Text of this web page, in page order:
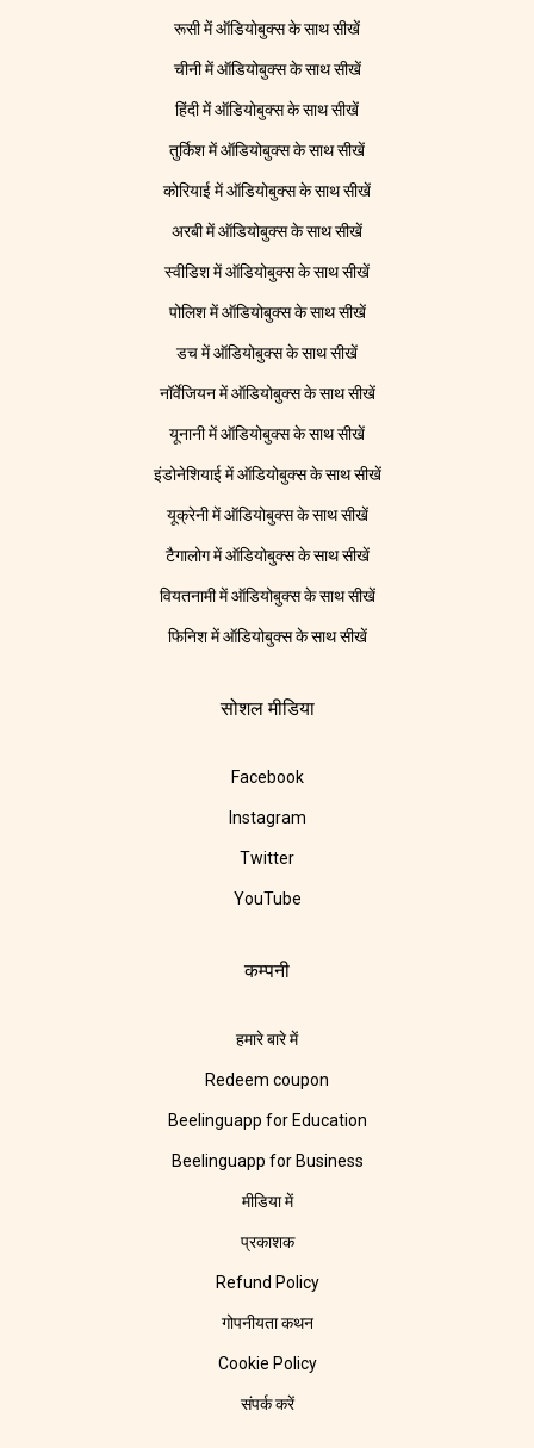
रूसी में ऑडियोबुक्स के साथ सीखें
चीनी में ऑडियोबुक्स के साथ सीखें
हिंदी में ऑडियोबुक्स के साथ सीखें
तुर्किश में ऑडियोबुक्स के साथ सीखें
कोरियाई में ऑडियोबुक्स के साथ सीखें
अरबी में ऑडियोबुक्स के साथ सीखें
स्वीडिश में ऑडियोबुक्स के साथ सीखें
पोलिश में ऑडियोबुक्स के साथ सीखें
डच में ऑडियोबुक्स के साथ सीखें
नॉर्वेजियन में ऑडियोबुक्स के साथ सीखें
यूनानी में ऑडियोबुक्स के साथ सीखें
इंडोनेशियाई में ऑडियोबुक्स के साथ सीखें
यूक्रेनी में ऑडियोबुक्स के साथ सीखें
टैगालोग में ऑडियोबुक्स के साथ सीखें
वियतनामी में ऑडियोबुक्स के साथ सीखें
फिनिश में ऑडियोबुक्स के साथ सीखें
सोशल मीडिया
Facebook
Instagram
Twitter
YouTube
कम्पनी
हमारे बारे में
Redeem coupon
Beelinguapp for Education
Beelinguapp for Business
मीडिया में
प्रकाशक
Refund Policy
गोपनीयता कथन
Cookie Policy
संपर्क करें